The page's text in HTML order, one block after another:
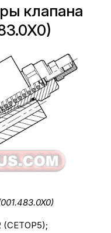
клапана
(CETOP5);